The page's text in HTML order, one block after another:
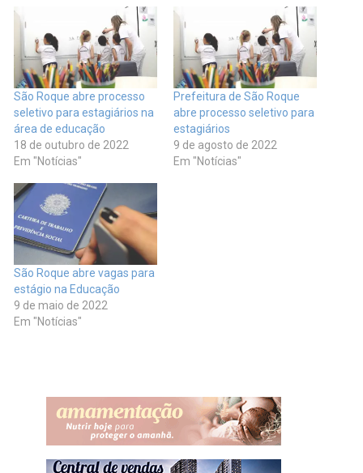
São Roque abre processo
seletivo para estagiários na
área de educação
18 de outubro de 2022
Em "Notícias"
Prefeitura de São Roque
abre processo seletivo para
estagiários
9 de agosto de 2022
Em "Notícias"
São Roque abre vagas para
estágio na Educação
9 de maio de 2022
Em "Notícias"